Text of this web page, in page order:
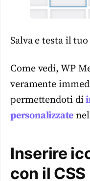
Salva e testa il
Come vedi, WP
veramente
permettendoti di
personalizzate
Inserire
con il CSS